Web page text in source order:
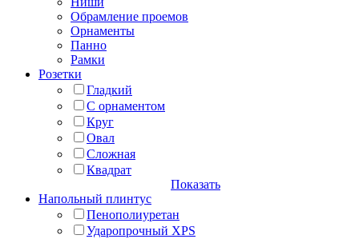
Обрамление проемов
Орнаменты
Панно
Рамки
Розетки
Гладкий
С орнаментом
Круг
Овал
Сложная
Квадрат
Показать
Напольный плинтус
Пенополиуретан
Ударопрочный XPS